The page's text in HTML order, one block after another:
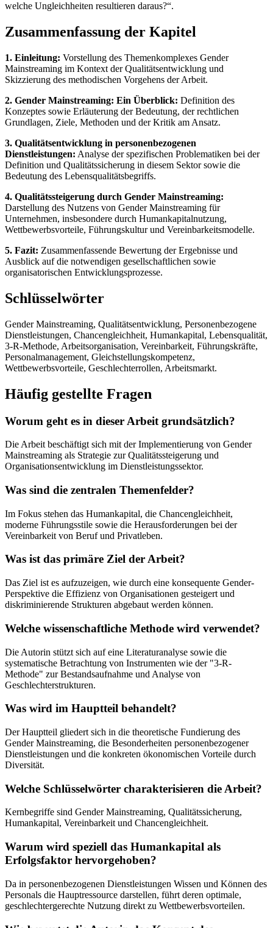
welche Ungleichheiten resultieren daraus?“.
Zusammenfassung der Kapitel
1. Einleitung: Vorstellung des Themenkomplexes Gender
Mainstreaming im Kontext der Qualitätsentwicklung und
Skizzierung des methodischen Vorgehens der Arbeit.
2. Gender Mainstreaming: Ein Überblick: Definition des
Konzeptes sowie Erläuterung der Bedeutung, der rechtlichen
Grundlagen, Ziele, Methoden und der Kritik am Ansatz.
3. Qualitätsentwicklung in personenbezogenen
Dienstleistungen: Analyse der spezifischen Problematiken bei der
Definition und Qualitätssicherung in diesem Sektor sowie die
Bedeutung des Lebensqualitätsbegriffs.
4. Qualitätssteigerung durch Gender Mainstreaming:
Darstellung des Nutzens von Gender Mainstreaming für
Unternehmen, insbesondere durch Humankapitalnutzung,
Wettbewerbsvorteile, Führungskultur und Vereinbarkeitsmodelle.
5. Fazit: Zusammenfassende Bewertung der Ergebnisse und
Ausblick auf die notwendigen gesellschaftlichen sowie
organisatorischen Entwicklungsprozesse.
Schlüsselwörter
Gender Mainstreaming, Qualitätsentwicklung, Personenbezogene
Dienstleistungen, Chancengleichheit, Humankapital, Lebensqualität,
3-R-Methode, Arbeitsorganisation, Vereinbarkeit, Führungskräfte,
Personalmanagement, Gleichstellungskompetenz,
Wettbewerbsvorteile, Geschlechterrollen, Arbeitsmarkt.
Häufig gestellte Fragen
Worum geht es in dieser Arbeit grundsätzlich?
Die Arbeit beschäftigt sich mit der Implementierung von Gender
Mainstreaming als Strategie zur Qualitätssteigerung und
Organisationsentwicklung im Dienstleistungssektor.
Was sind die zentralen Themenfelder?
Im Fokus stehen das Humankapital, die Chancengleichheit,
moderne Führungsstile sowie die Herausforderungen bei der
Vereinbarkeit von Beruf und Privatleben.
Was ist das primäre Ziel der Arbeit?
Das Ziel ist es aufzuzeigen, wie durch eine konsequente Gender-
Perspektive die Effizienz von Organisationen gesteigert und
diskriminierende Strukturen abgebaut werden können.
Welche wissenschaftliche Methode wird verwendet?
Die Autorin stützt sich auf eine Literaturanalyse sowie die
systematische Betrachtung von Instrumenten wie der "3-R-
Methode" zur Bestandsaufnahme und Analyse von
Geschlechterstrukturen.
Was wird im Hauptteil behandelt?
Der Hauptteil gliedert sich in die theoretische Fundierung des
Gender Mainstreaming, die Besonderheiten personenbezogener
Dienstleistungen und die konkreten ökonomischen Vorteile durch
Diversität.
Welche Schlüsselwörter charakterisieren die Arbeit?
Kernbegriffe sind Gender Mainstreaming, Qualitätssicherung,
Humankapital, Vereinbarkeit und Chancengleichheit.
Warum wird speziell das Humankapital als
Erfolgsfaktor hervorgehoben?
Da in personenbezogenen Dienstleistungen Wissen und Können des
Personals die Hauptressource darstellen, führt deren optimale,
geschlechtergerechte Nutzung direkt zu Wettbewerbsvorteilen.